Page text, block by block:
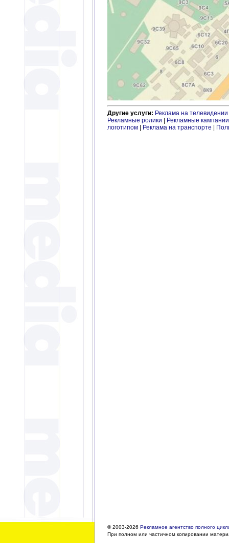
Другие услуги: Реклама на телевидении
Рекламные ролики | Рекламные кампании
логотипом | Реклама на транспорте |
© 2003-2026 Рекламное агентство полного
При полном или частичном копировании